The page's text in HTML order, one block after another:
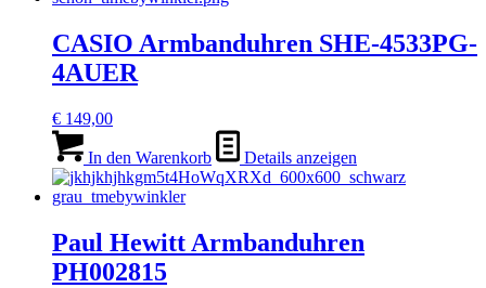
CASIO Armbanduhren SHE-4533PG-
4AUER
€ 149,00
In den Warenkorb Details anzeigen
Paul Hewitt Armbanduhren
PH002815